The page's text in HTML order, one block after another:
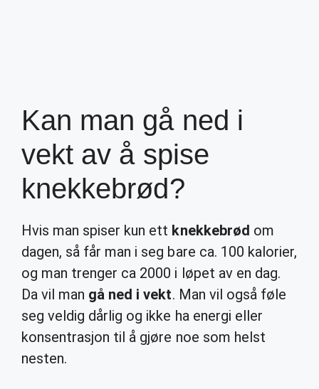
Kan man gå ned i
vekt av å spise
knekkebrød?
Hvis man spiser kun ett knekkebrød om
dagen, så får man i seg bare ca. 100 kalorier,
og man trenger ca 2000 i løpet av en dag.
Da vil man gå ned i vekt. Man vil også føle
seg veldig dårlig og ikke ha energi eller
konsentrasjon til å gjøre noe som helst
nesten.